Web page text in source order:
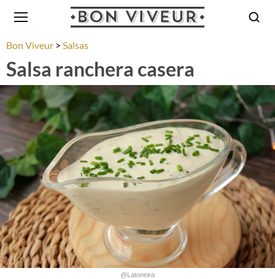
Bon Viveur Salsas
Salsa ranchera casera
@Latoneira